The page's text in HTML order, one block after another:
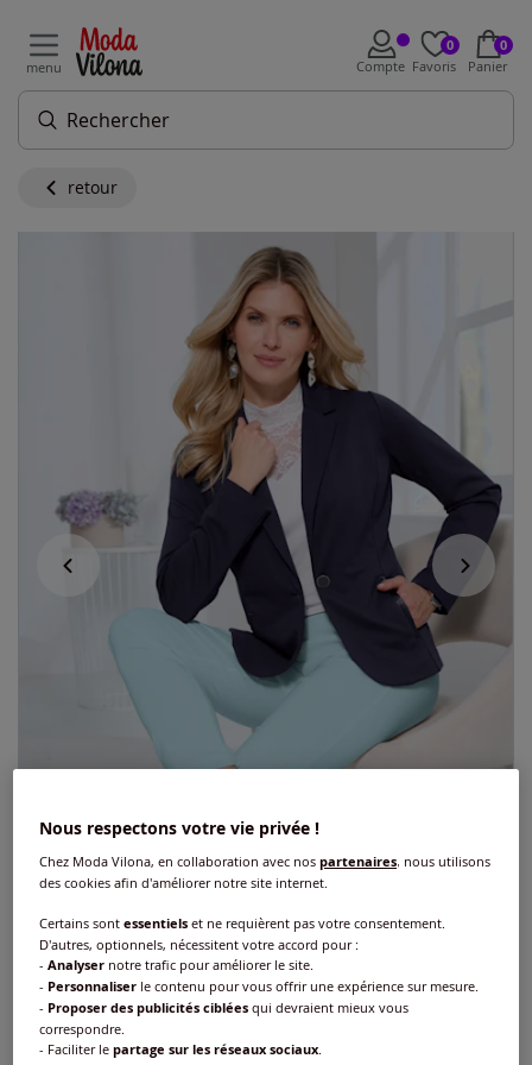
menu Compte
0
Favoris
0
Panier
retour
Exclu web
Blazer garniture de satin décorative
Réf : 453.052.010
Nous respectons votre vie privée !
Chez Moda Vilona, en collaboration avec nospartenaires, nous utilisons
des cookies afin d'améliorer notre site internet.
Certains sontessentiels et ne requièrent pas votre consentement.
D'autres, optionnels, nécessitent votre accord pour :
-Analyser notre trafic pour améliorer le site.
- Personnaliser le contenu pour vous offrir une expérience sur mesure.
- Proposer des publicités ciblées qui devraient mieux vous
correspondre.
- Faciliter lepartage sur les réseaux sociaux.